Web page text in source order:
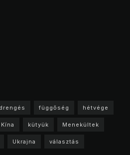
függőség hétvége
Kína kütyük Menekültek
Ukrajna választás